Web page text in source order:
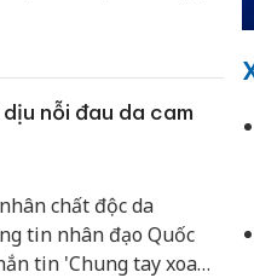
nỗi đau da cam
chất độc da
tin nhân đạo Quốc
tin 'Chung tay xoa